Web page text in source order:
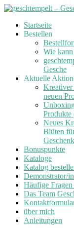
Skip
Startseite
Bestellen
Wie
Gesche
Aktuelle
Kreativer
neuen
Neues
Blüten
Bonuspunkte
Kataloge
Katalog
Demonstrator/
Häufige
Das Team
über mich
Anleitungen